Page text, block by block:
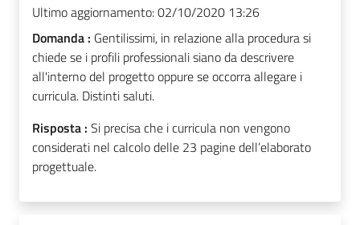
Ultimo aggiornamento:02/10/2020 13:26
Domanda : Gentilissimi, in relazione alla procedura si
chiede se i profili professionali siano da descrivere
all'interno del progetto oppure se occorra allegare i
curricula. Distinti saluti.
Risposta : Si precisa che i curricula non vengono
considerati nel calcolo delle 23 pagine dell’elaborato
progettuale.